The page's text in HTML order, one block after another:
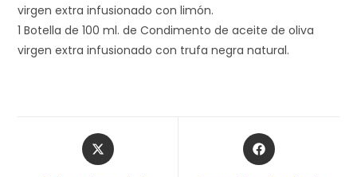
virgen extra infusionado con limón.
1 Botella de 100 ml. de Condimento de aceite de oliva
virgen extra infusionado con trufa negra natural.